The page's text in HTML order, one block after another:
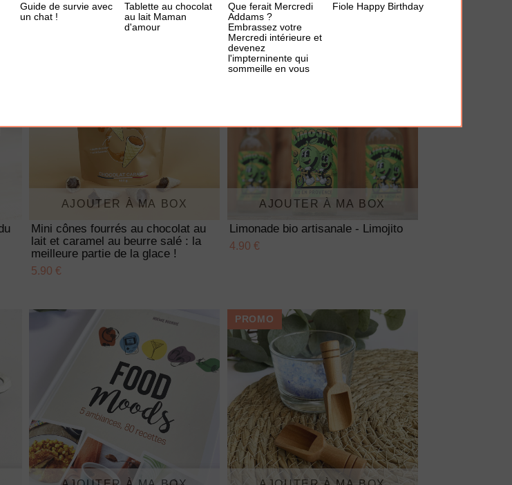
Guide de survie avec
un chat !
Tablette au chocolat
au lait Maman
d'amour
Que ferait Mercredi
Addams ?
Embrassez votre
Mercredi intérieure et
devenez
l'impterninente qui
sommeille en vous
Fiole Happy Birthday
AJOUTER À MA BOX
Mini cônes fourrés au chocolat au
lait et caramel au beurre salé : la
meilleure partie de la glace !
5.90 €
AJOUTER À MA BOX
Limonade bio artisanale - Limojito
4.90 €
PROMO